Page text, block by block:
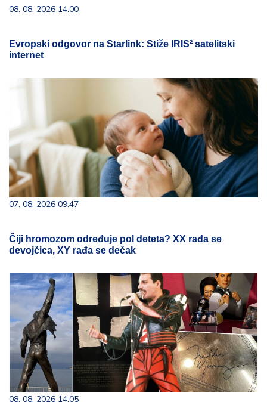
08. 08. 2026 14:00
Evropski odgovor na Starlink: Stiže IRIS² satelitski
internet
07. 08. 2026 09:47
Čiji hromozom određuje pol deteta? XX rađa se
devojčica, XY rađa se dečak
08. 08. 2026 14:05